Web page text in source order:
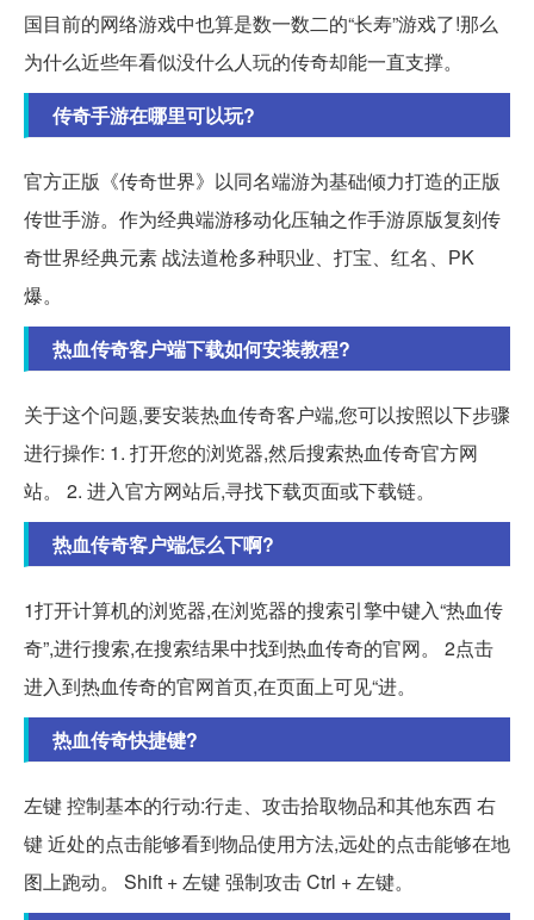
国目前的网络游戏中也算是数一数二的“长寿”游戏了!那么
为什么近些年看似没什么人玩的传奇却能一直支撑。
传奇手游在哪里可以玩?
官方正版《传奇世界》以同名端游为基础倾力打造的正版
传世手游。作为经典端游移动化压轴之作手游原版复刻传
奇世界经典元素 战法道枪多种职业、打宝、红名、РK
爆。
热血传奇客户端下载如何安装教程?
关于这个问题,要安装热血传奇客户端,您可以按照以下步骤
进行操作: 1. 打开您的浏览器,然后搜索热血传奇官方网
站。 2. 进入官方网站后,寻找下载页面或下载链。
热血传奇客户端怎么下啊?
1打开计算机的浏览器,在浏览器的搜索引擎中键入“热血传
奇”,进行搜索,在搜索结果中找到热血传奇的官网。 2点击
进入到热血传奇的官网首页,在页面上可见“进。
热血传奇快捷键?
左键 控制基本的行动:行走、攻击拾取物品和其他东西 右
键 近处的点击能够看到物品使用方法,远处的点击能够在地
图上跑动。 Shift + 左键 强制攻击 Ctrl + 左键。